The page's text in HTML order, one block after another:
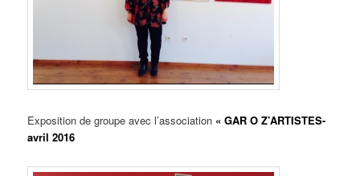
Exposition de groupe avec l’association « GAR O Z’ARTISTES-
avril 2016